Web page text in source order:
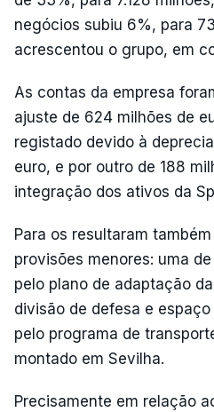
negócios subiu 6%, para
acrescentou o grupo, em
As contas da empresa
ajuste de 624 milhões de
registado devido à
euro, e por outro de 188
integração dos ativos da
Para os resultaram
provisões menores: uma
pelo plano de adaptação
divisão de defesa e
pelo programa de
montado em Sevilha.
Precisamente em relação